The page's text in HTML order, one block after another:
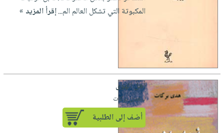
المكبوتة التي تشكل العالم الم...إقرأ المزيد »
أهل الهوى
لـ هدى بركات
أضف إلى الطلبية